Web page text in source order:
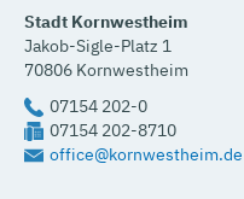
Stadt Kornwestheim
Jakob-Sigle-Platz 1
70806 Kornwestheim
office@kornwestheim.de
07154 202-0
07154 202-8710